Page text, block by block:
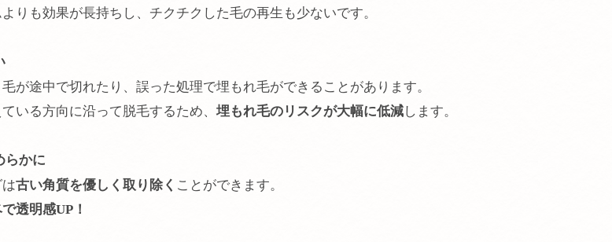
りも効果が長持ちし、チクチクした毛の再生も少ないです。
が途中で切れたり、誤った処理で埋もれ毛ができることがあります。
いる方向に沿って脱毛するため、 埋もれ毛のリスクが大幅に低減します。
らかに
古い角質を優しく取り除く ことができます。
透明感UP！